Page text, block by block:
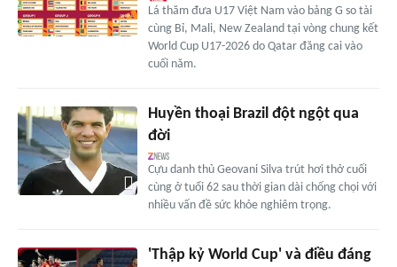
Lá thăm đưa U17 Việt Nam vào bảng G so tài
cùng Bỉ, Mali, New Zealand tại vòng chung kết
World Cup U17-2026 do Qatar đăng cai vào
cuối năm.
Huyền thoại Brazil đột ngột qua
đời
Cựu danh thủ Geovani Silva trút hơi thở cuối
cùng ở tuổi 62 sau thời gian dài chống chọi với
nhiều vấn đề sức khỏe nghiêm trọng.
'Thập kỷ World Cup' và điều đáng